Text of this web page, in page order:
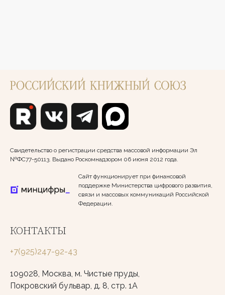
Свидетельство о регистрации средства массовой информации Эл
№ФС77-50113. Выдано Роскомнадзором 06 июня 2012 года.
Сайт функционирует при финансовой
поддержке Министерства цифрового развития,
связи и массовых коммуникаций Российской
Федерации.
КОНТАКТЫ
+7(925)247-92-43
109028, Москва, м. Чистые пруды,
Покровский бульвар, д. 8, стр. 1А